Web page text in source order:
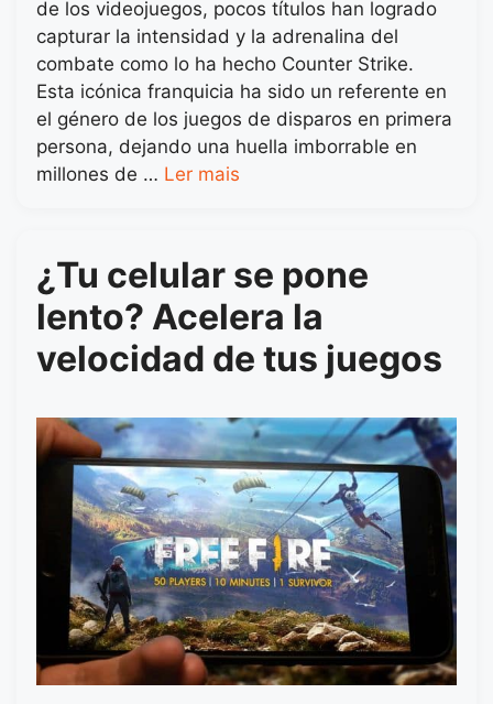
de los videojuegos, pocos títulos han logrado
capturar la intensidad y la adrenalina del
combate como lo ha hecho Counter Strike.
Esta icónica franquicia ha sido un referente en
el género de los juegos de disparos en primera
persona, dejando una huella imborrable en
millones de … Ler mais
¿Tu celular se pone
lento? Acelera la
velocidad de tus juegos